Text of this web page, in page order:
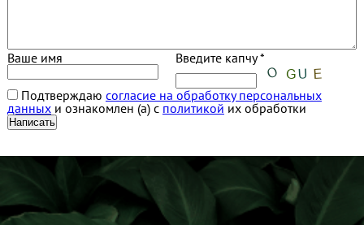
Ваше имя Введите капчу *
Подтверждаю согласие на обработку персональных
данныхи ознакомлен (а) с политикой их обработки